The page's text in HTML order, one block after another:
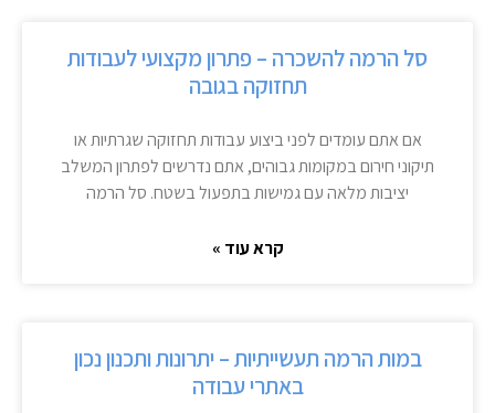
סל הרמה להשכרה – פתרון מקצועי לעבודות
תחזוקה בגובה
אם אתם עומדים לפני ביצוע עבודות תחזוקה שגרתיות או
תיקוני חירום במקומות גבוהים, אתם נדרשים לפתרון המשלב
יציבות מלאה עם גמישות בתפעול בשטח. סל הרמה
קרא עוד »
במות הרמה תעשייתיות – יתרונות ותכנון נכון
באתרי עבודה